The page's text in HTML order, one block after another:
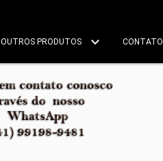
OUTROS PRODUTOS CONTATO